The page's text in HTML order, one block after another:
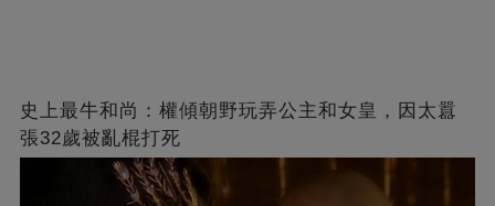
史上最牛和尚：權傾朝野玩弄公主和女皇，因太囂
張32歲被亂棍打死